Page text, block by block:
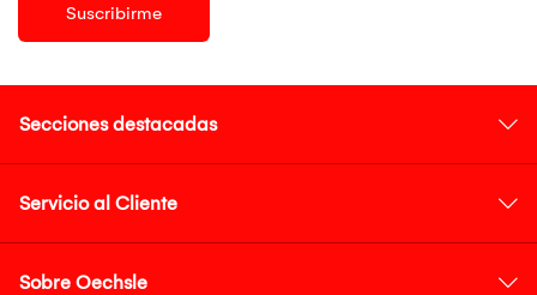
Suscribirme
Secciones destacadas
Servicio al Cliente
Sobre Oechsle